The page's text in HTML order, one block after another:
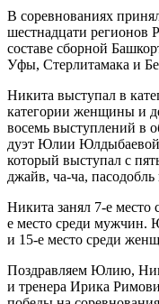
В соревнованиях
шестнадцати регионов
составе сборной
Уфы, Стерлитамака и
Никита выступал в
категории женщины и
восемь выступлений в
дуэт Юлии Юлдыбаевой
который выступал с
джайв, ча-ча,
Никита занял 7-е
е место среди мужчин.
и 15-е место среди
Поздравляем Юлию,
и тренера Ирика